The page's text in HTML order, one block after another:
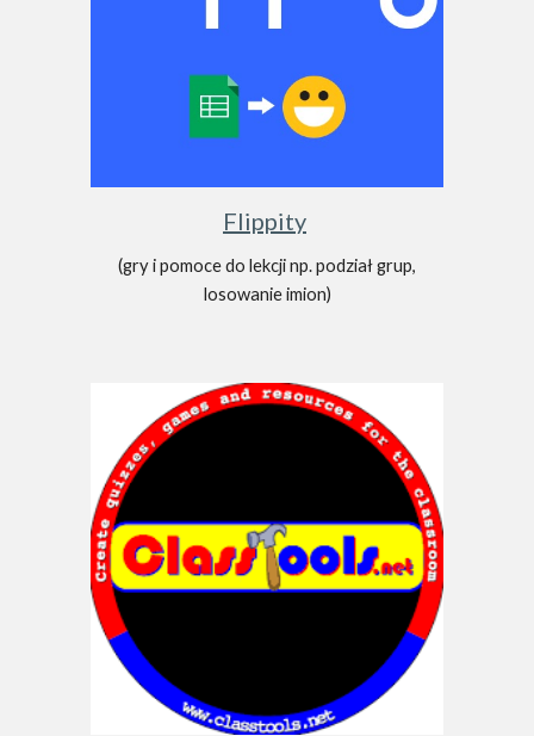
Flippity
(gry i pomoce do lekcji np. podział grup,
losowanie imion)